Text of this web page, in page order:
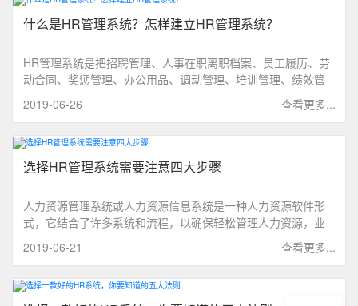
什么是HR管理系统？怎样建立HR管理系统？
HR管理系统是把招聘管理、人事在职离职档案、员工履历、劳
动合同、奖惩管理、办公用品、调动管理、培训管理、绩效管
理、考勤管理、领导审批等统一管理起来。不仅能提高内部员
工的满意度、忠诚度，还能提高工作效率与精准率。
查看更多...
2019-06-26
选择HR管理系统需要注意四大步骤
人力资源管理系统或人力资源信息系统是一种人力资源软件形
式，它结合了许多系统和流程，以确保轻松管理人力资源，业
务流程和数据。在选择HR管理系统时，需要注意这四个方面：
系统功能齐全、确定预算、选择靠谱的合作商、符合实际需要
查看更多...
2019-06-21